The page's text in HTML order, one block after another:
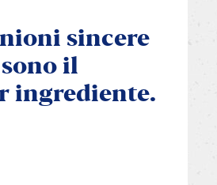
sincere
sono il
ingrediente.